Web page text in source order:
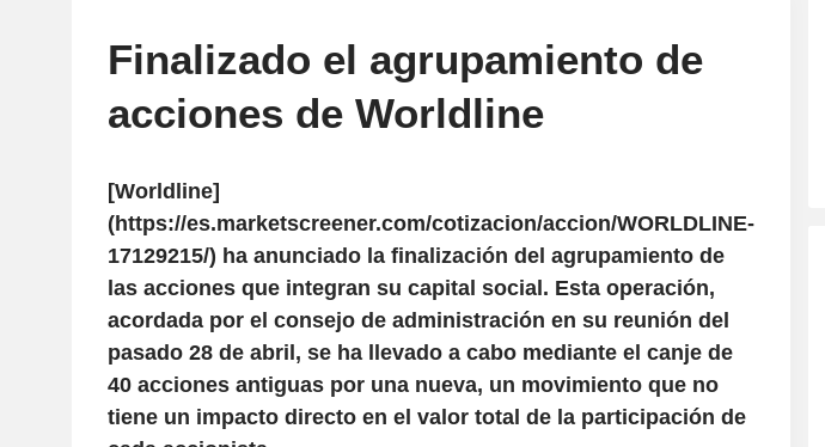
Finalizado el agrupamiento de
acciones de Worldline
[Worldline]
(https://es.marketscreener.com/cotizacion/accion/WORLDLINE-
17129215/) ha anunciado la finalización del agrupamiento de
las acciones que integran su capital social. Esta operación,
acordada por el consejo de administración en su reunión del
pasado 28 de abril, se ha llevado a cabo mediante el canje de
40 acciones antiguas por una nueva, un movimiento que no
tiene un impacto directo en el valor total de la participación de